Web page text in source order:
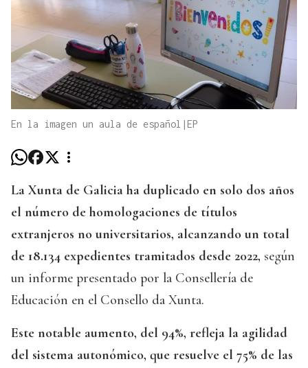
En la imagen un aula de español|EP
La Xunta de Galicia ha duplicado en solo dos años
el número de homologaciones de títulos
extranjeros no universitarios, alcanzando un total
de 18.134 expedientes tramitados desde 2022, según
un informe presentado por la Consellería de
Educación en el Consello da Xunta.
Este notable aumento, del 94%, refleja la agilidad
del sistema autonómico, que resuelve el 75% de las